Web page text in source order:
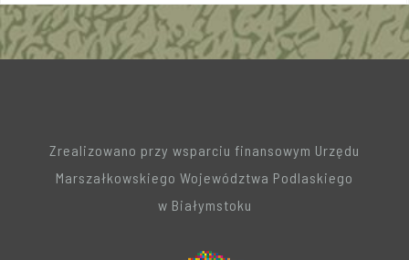
Zrealizowano przy wsparciu finansowym Urzędu
Marszałkowskiego Województwa Podlaskiego
w Białymstoku